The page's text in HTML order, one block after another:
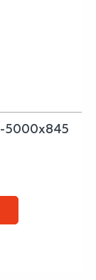
5000х845